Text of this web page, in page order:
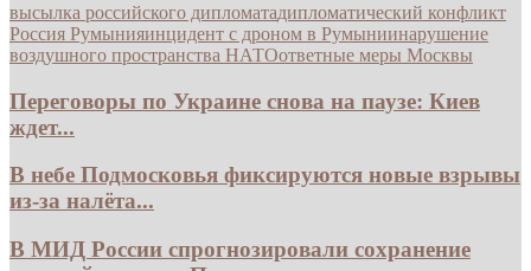
высылка российского дипломатадипломатический конфликт
Россия Румынияинцидент с дроном в Румыниинарушение
воздушного пространства НАТОответные меры Москвы
Переговоры по Украине снова на паузе: Киев
ждет...
В небе Подмосковья фиксируются новые взрывы
из-за налёта...
В МИД России спрогнозировали сохранение